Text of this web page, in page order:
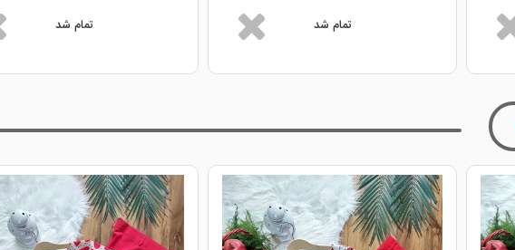
تمام شد تمام شد